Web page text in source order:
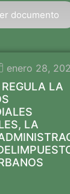
documento
enero 28,
LA
LA